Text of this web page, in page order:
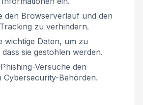
den Browserverlauf und den
zu verhindern.
wichtige Daten, um zu
sie gestohlen werden.
Versuche den
Cybersecurity-Behörden.